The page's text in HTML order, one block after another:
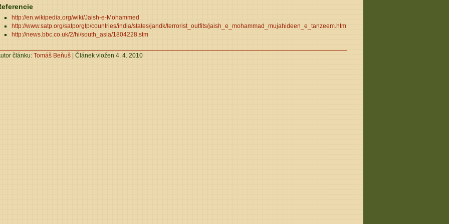
http://en.wikipedia.org/wiki/Jaish-e-Mohammed
http://www.satp.org/satporgtp/countries/india/states/jandk/terrorist_outfits/jaish_e_mohammad_mujahideen_e_tanzeem.htm
http://news.bbc.co.uk/2/hi/south_asia/1804228.stm
článku: Tomáš Beňuš | Článek vložen 4. 4. 2010